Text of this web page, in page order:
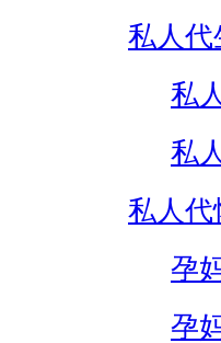
私人代
私
私
私人代
孕
孕